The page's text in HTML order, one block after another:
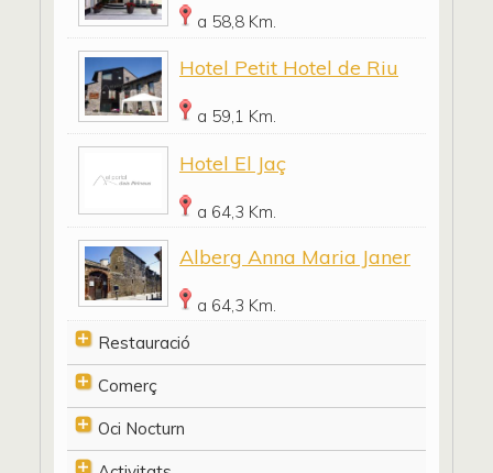
a 58,8 Km.
Hotel Petit Hotel de Riu
a 59,1 Km.
Hotel El Jaç
a 64,3 Km.
Alberg Anna Maria Janer
a 64,3 Km.
Restauració
Comerç
Oci Nocturn